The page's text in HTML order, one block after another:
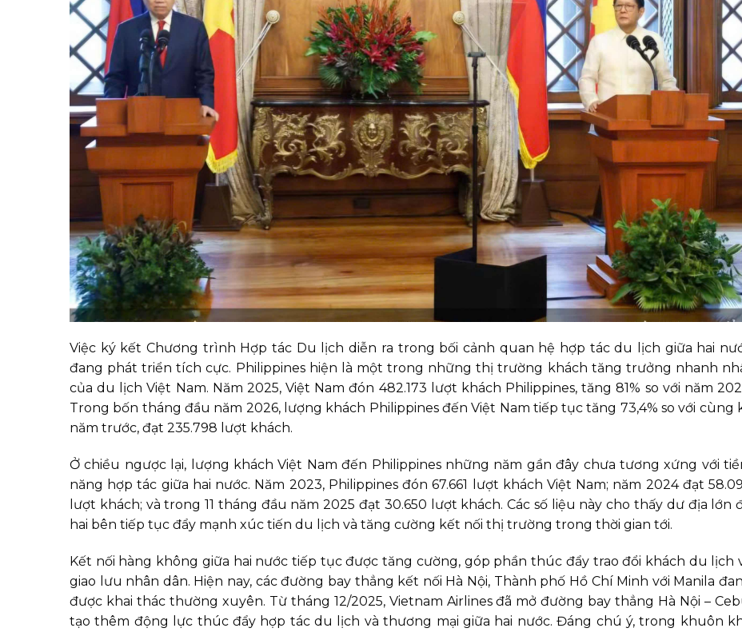
Việc ký kết Chương trình Hợp tác Du lịch diễn ra trong bối cảnh quan hệ hợp tác du lịch giữa hai
đang phát triển tích cực. Philippines hiện là một trong những thị trường khách tăng trưởng nhanh
của du lịch Việt Nam. Năm 2025, Việt Nam đón 482.173 lượt khách Philippines, tăng 81% so với năm
Trong bốn tháng đầu năm 2026, lượng khách Philippines đến Việt Nam tiếp tục tăng 73,4% so với cùng
năm trước, đạt 235.798 lượt khách.
Ở chiều ngược lại, lượng khách Việt Nam đến Philippines những năm gần đây chưa tương xứng với
năng hợp tác giữa hai nước. Năm 2023, Philippines đón 67.661 lượt khách Việt Nam; năm 2024 đạt
lượt khách; và trong 11 tháng đầu năm 2025 đạt 30.650 lượt khách. Các số liệu này cho thấy dư địa lớn
hai bên tiếp tục đẩy mạnh xúc tiến du lịch và tăng cường kết nối thị trường trong thời gian tới.
Kết nối hàng không giữa hai nước tiếp tục được tăng cường, góp phần thúc đẩy trao đổi khách du lịch
giao lưu nhân dân. Hiện nay, các đường bay thẳng kết nối Hà Nội, Thành phố Hồ Chí Minh với Manila
được khai thác thường xuyên. Từ tháng 12/2025, Vietnam Airlines đã mở đường bay thẳng Hà Nội –
tạo thêm động lực thúc đẩy hợp tác du lịch và thương mại giữa hai nước. Đáng chú ý, trong khuôn